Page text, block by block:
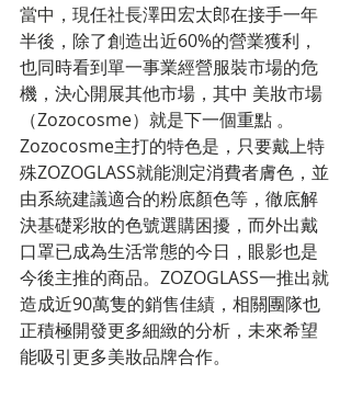
當中，現任社長澤田宏太郎在接手一年
半後，除了創造出近60%的營業獲利，
也同時看到單一事業經營服裝市場的危
機，決心開展其他市場，其中 美妝市場
（Zozocosme）就是下一個重點 。
Zozocosme主打的特色是，只要戴上特
殊ZOZOGLASS就能測定消費者膚色，並
由系統建議適合的粉底顏色等，徹底解
決基礎彩妝的色號選購困擾，而外出戴
口罩已成為生活常態的今日，眼影也是
今後主推的商品。ZOZOGLASS一推出就
造成近90萬隻的銷售佳績，相關團隊也
正積極開發更多細緻的分析，未來希望
能吸引更多美妝品牌合作。